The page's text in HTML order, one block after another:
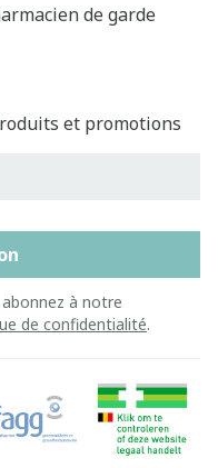
de garde
et promotions
à notre
de confidentialité.